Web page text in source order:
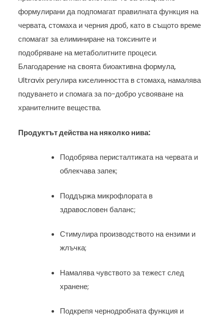
формулирани да подпомагат правилната функция на
червата, стомаха и черния дроб, като в същото време
спомагат за елиминиране на токсините и
подобряване на метаболитните процеси.
Благодарение на своята биоактивна формула,
Ultravix регулира киселинността в стомаха, намалява
подуването и спомага за по-добро усвояване на
хранителните вещества.
Продуктът действа на няколко нива:
Подобрява перисталтиката на червата и
облекчава запек;
Поддържа микрофлората в
здравословен баланс;
Стимулира производството на ензими и
жлъчка;
Намалява чувството за тежест след
хранене;
Подкрепя чернодробната функция и